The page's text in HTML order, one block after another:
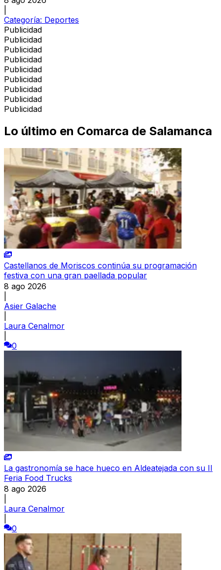
Categoría: Deportes
Publicidad
Publicidad
Publicidad
Publicidad
Publicidad
Publicidad
Publicidad
Publicidad
Publicidad
Lo último en Comarca de Salamanca
Castellanos de Moriscos continúa su programación
festiva con una gran paellada popular
8 ago 2026
Asier Galache
Laura Cenalmor
0
La gastronomía se hace hueco en Aldeatejada con su II
Feria Food Trucks
8 ago 2026
Laura Cenalmor
0